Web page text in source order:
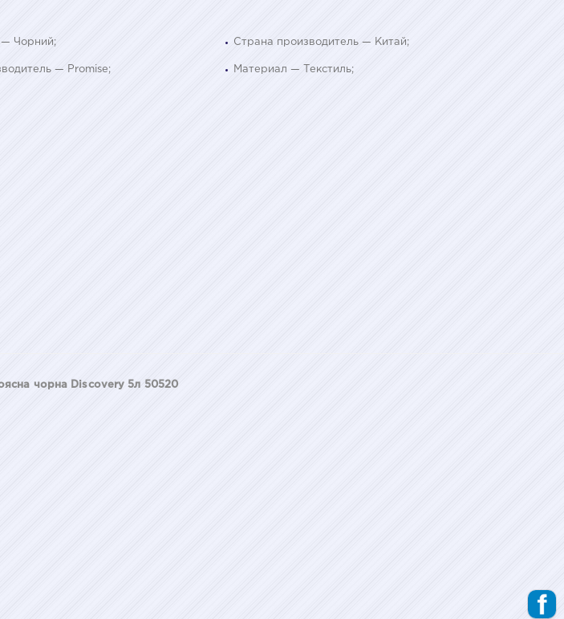
— Чорний; Страна производитель — Китай;
— Promise; Материал — Текстиль;
чорна Discovery 5л 50520